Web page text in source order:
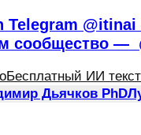
Telegram
сообщество —
Бесплатный ИИ
Дьячков PhD